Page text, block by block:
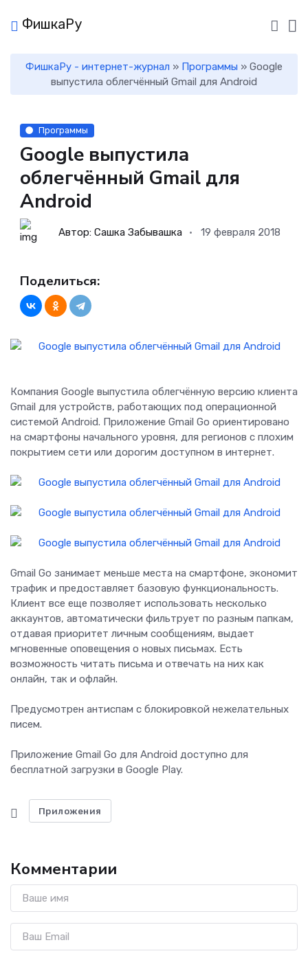
ФишкаРу
ФишкаРу - интернет-журнал » Программы » Google
выпустила облегчённый Gmail для Android
Программы
Google выпустила
облегчённый Gmail для
Android
Автор: Сашка Забывашка 19 февраля 2018
Поделиться:
Компания Google выпустила облегчённую версию клиента
Gmail для устройств, работающих под операционной
системой Android. Приложение Gmail Go ориентировано
на смартфоны начального уровня, для регионов с плохим
покрытием сети или дорогим доступном в интернет.
Gmail Go занимает меньше места на смартфоне, экономит
трафик и предоставляет базовую функциональность.
Клиент все еще позволяет использовать несколько
аккаунтов, автоматически фильтрует по разным папкам,
отдавая приоритет личным сообщениям, выдает
мгновенные оповещения о новых письмах. Есть
возможность читать письма и отвечать на них как
онлайн, так и офлайн.
Предусмотрен антиспам с блокировкой нежелательных
писем.
Приложение Gmail Go для Android доступно для
бесплатной загрузки в Google Play.
Приложения
Комментарии